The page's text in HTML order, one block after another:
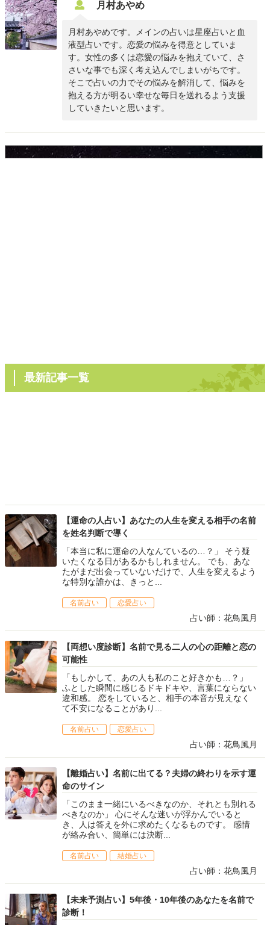
月村あやめ
月村あやめです。メインの占いは星座占いと血
液型占いです。恋愛の悩みを得意としていま
す。女性の多くは恋愛の悩みを抱えていて、さ
さいな事でも深く考え込んでしまいがちです。
そこで占いの力でその悩みを解消して、悩みを
抱える方が明るい幸せな毎日を送れるよう支援
していきたいと思います。
最新記事一覧
【運命の人占い】あなたの人生を変える相手の名前
を姓名判断で導く
「本当に私に運命の人なんているの…？」 そう疑
いたくなる日があるかもしれません。 でも、あな
たがまだ出会っていないだけで、人生を変えるよう
な特別な誰かは、きっと...
名前占い 恋愛占い
占い師：花鳥風月
【両想い度診断】名前で見る二人の心の距離と恋の
可能性
「もしかして、あの人も私のこと好きかも…？」
ふとした瞬間に感じるドキドキや、言葉にならない
違和感。 恋をしていると、相手の本音が見えなく
て不安になることがあり...
名前占い 恋愛占い
占い師：花鳥風月
【離婚占い】名前に出てる？夫婦の終わりを示す運
命のサイン
「このまま一緒にいるべきなのか、それとも別れる
べきなのか」 心にそんな迷いが浮かんでいると
き、人は答えを外に求めたくなるものです。 感情
が絡み合い、簡単には決断...
名前占い 結婚占い
占い師：花鳥風月
【未来予測占い】5年後・10年後のあなたを名前で
診断！